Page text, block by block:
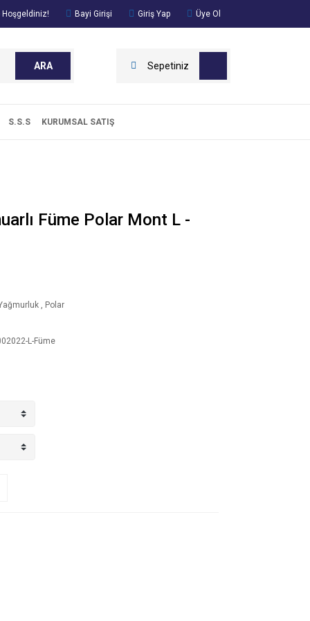
Hoşgeldiniz! Bayi Girişi Giriş Yap Üye Ol
ARA Sepetiniz
S.S.S KURUMSAL SATIŞ
Füme Polar Mont L -
, Polar
L-Füme